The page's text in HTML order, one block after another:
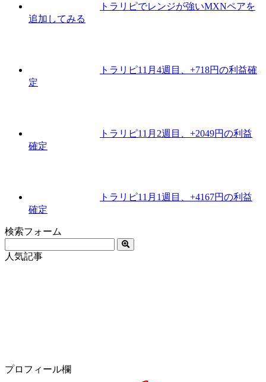
トラリピでレンジが強いMXNペアを
追加してみる
トラリピ11月4週目、+718円の利益確
定
トラリピ11月2週目、+2049円の利益
確定
トラリピ11月1週目、+4167円の利益
確定
検索フォーム
人気記事
プロフィール欄